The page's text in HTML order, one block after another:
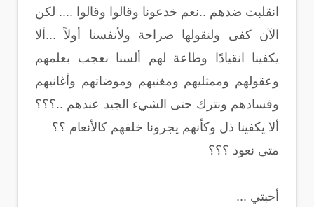
انقلبت ضدهم ..نعم خدعونا وقالوا وقالوا .... لكن
الآن كفى ولنقولها صراحة ولأنفسنا أولاً ...ألا
يكفينا انقيادًا وطاعة لهم ألسنا نعجب بعلمهم
وعقولهم وممثليهم ومغنيهم وموضاتهم وأغانيهم
وفسادهم ونترك حتى الشيء الجيد عندهم ..؟؟؟
ألا يكفينا ذل وكأنهم يجرونا خلفهم كالأنعام ؟؟
متى نعود ؟؟؟
أحبتي ...